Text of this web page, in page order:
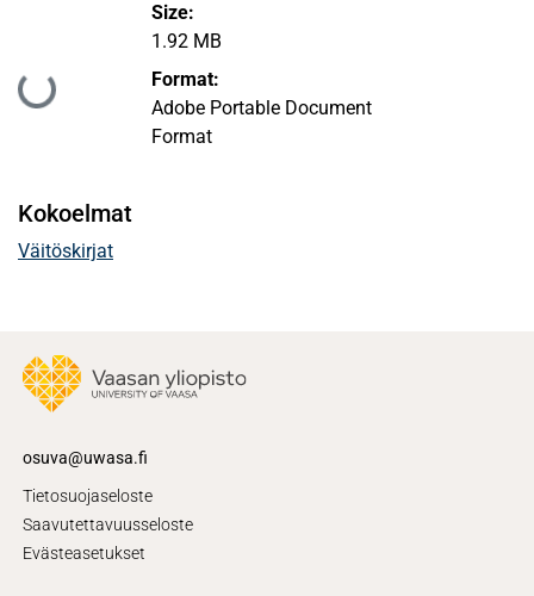
Ladataan...
Size:
1.92 MB
Format:
Adobe Portable Document
Format
Kokoelmat
Väitöskirjat
osuva@uwasa.fi
Tietosuojaseloste
Saavutettavuusseloste
Evästeasetukset